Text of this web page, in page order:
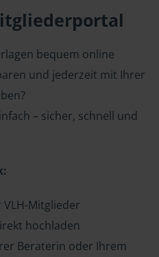
bequem online
und jederzeit mit Ihrer
– sicher, schnell und
Mitglieder
hochladen
Beraterin oder Ihrem